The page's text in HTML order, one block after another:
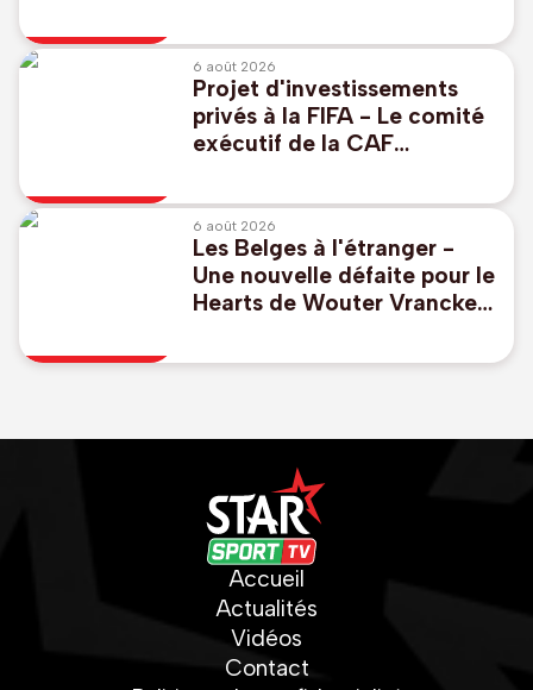
Scottish Challenge
6 août 2026
Projet d'investissements
privés à la FIFA - Le comité
exécutif de la CAF
soutien" à Infantino
6 août 2026
Les Belges à l'étranger -
Une nouvelle défaite pour le
Hearts de Wouter Vrancken
Accueil
Actualités
Vidéos
Contact